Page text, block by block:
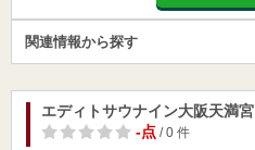
関連情報から探す
エディトサウナイン大阪天満宮
-点/ 0 件